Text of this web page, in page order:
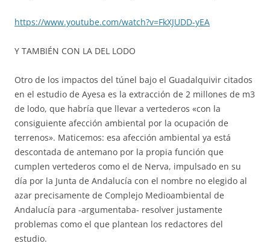
https://www.youtube.com/watch?v=FkXJUDD-yEA
Y TAMBIÉN CON LA DEL LODO
Otro de los impactos del túnel bajo el Guadalquivir citados
en el estudio de Ayesa es la extracción de 2 millones de m3
de lodo, que habría que llevar a vertederos «con la
consiguiente afección ambiental por la ocupación de
terrenos». Maticemos: esa afección ambiental ya está
descontada de antemano por la propia función que
cumplen vertederos como el de Nerva, impulsado en su
día por la Junta de Andalucía con el nombre no elegido al
azar precisamente de Complejo Medioambiental de
Andalucía para -argumentaba- resolver justamente
problemas como el que plantean los redactores del
estudio.